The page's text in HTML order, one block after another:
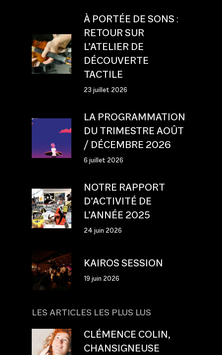
À PORTÉE DE SONS :
RETOUR SUR
L’ATELIER DE
DÉCOUVERTE
TACTILE
23 juillet 2026
LA PROGRAMMATION
DU TRIMESTRE AOÛT
/ DÉCEMBRE 2026
6 juillet 2026
NOTRE RAPPORT
D’ACTIVITÉ DE
L’ANNÉE 2025
24 juin 2026
KAIROS SESSION
19 juin 2026
LES ARTICLES LES PLUS LUS
CLÉMENCE COLIN,
CHANSIGNEUSE